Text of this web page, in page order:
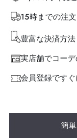
15時までの注
豊富な決済方法
実店舗でコー
会員登録です
簡